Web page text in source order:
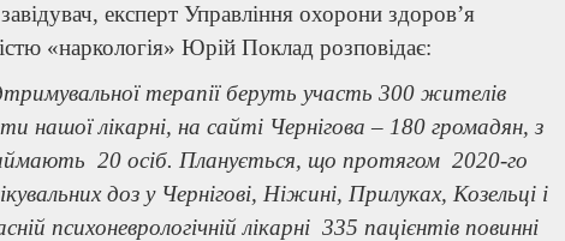
експерт Управління охорони здоров’я
«наркологія» Юрій Поклад розповідає:
терапії беруть участь 300 жителів
нашої лікарні, на сайті Чернігова – 180 громадян, з
20 осіб. Планується, що протягом 2020-го
доз у Чернігові, Ніжині, Прилуках, Козельці і
психоневрологічній лікарні 335 пацієнтів повинні